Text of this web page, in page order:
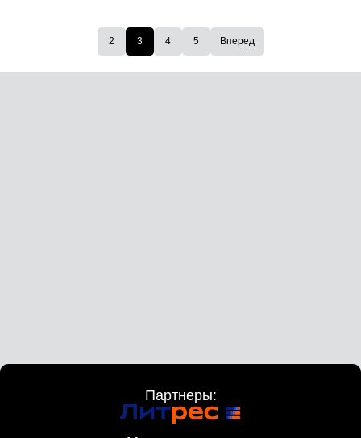
2 3 4 5 Вперед
Партнеры: